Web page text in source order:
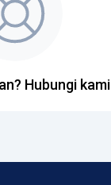
Hubungi kami